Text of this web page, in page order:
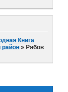
Книга
район » Рябов